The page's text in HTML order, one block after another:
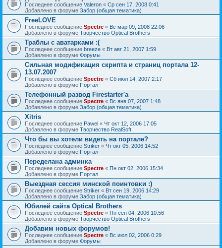
Последнее сообщение Valeron « Ср сен 17, 2008 0:41
Добавлено в форуме Забор (общая тематика)
FreeLOVE
Последнее сообщение Spectre « Вс мар 09, 2008 22:06
Добавлено в форуме Творчество Optical Brothers
Траблы с аватарками :(
Последнее сообщение breeze « Вт авг 21, 2007 1:59
Добавлено в форуме Форумы
Сильная модификация скрипта и страниц портала 12-
13.07.2007
Последнее сообщение Spectre « Сб июл 14, 2007 2:17
Добавлено в форуме Портал
Телефонный развод Firestarter'а
Последнее сообщение Spectre « Вс янв 07, 2007 1:48
Добавлено в форуме Забор (общая тематика)
Xitris
Последнее сообщение Pawel « Чт окт 12, 2006 17:05
Добавлено в форуме Творчество RealSoft
Что бы вы хотели видеть на портале?
Последнее сообщение Striker « Чт окт 05, 2006 14:52
Добавлено в форуме Портал
Переделана админка
Последнее сообщение Spectre « Пн окт 02, 2006 15:34
Добавлено в форуме Портал
Выездная сессия минской поинтовки :)
Последнее сообщение Striker « Вт сен 19, 2006 14:29
Добавлено в форуме Забор (общая тематика)
Юбилей сайта Optical Brothers
Последнее сообщение Spectre « Пн сен 04, 2006 10:56
Добавлено в форуме Творчество Optical Brothers
Добавим новых форумов!
Последнее сообщение Spectre « Вс июл 02, 2006 0:29
Добавлено в форуме Форумы